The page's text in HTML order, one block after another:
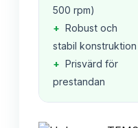
500 rpm)
+ Robust och
stabil konstruktion
+ Prisvärd för
prestandan